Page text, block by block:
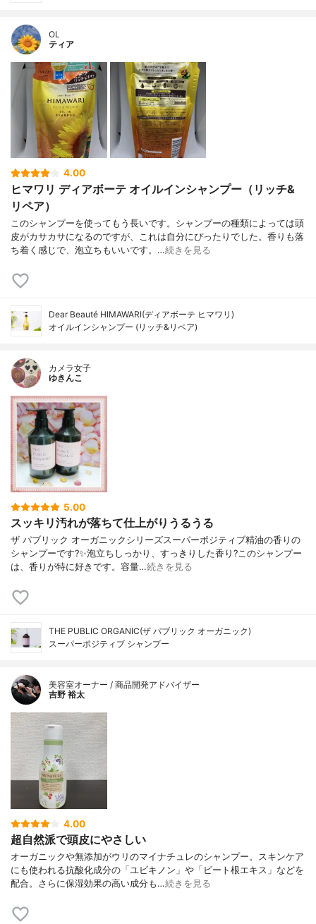
OL
ティア
4.00
ヒマワリ ディアボーテ オイルインシャンプー（リッチ&
リペア）
このシャンプーを使ってもう長いです。シャンプーの種類によっては頭
皮がカサカサになるのですが、これは自分にぴったりでした。香りも落
ち着く感じで、泡立ちもいいです。…続きを見る
Dear Beauté HIMAWARI(ディアボーテ ヒマワリ)
オイルインシャンプー (リッチ&リペア)
カメラ女子
ゆきんこ
5.00
スッキリ汚れが落ちて仕上がりうるうる
ザ パブリック オーガニックシリーズスーパーポジティブ精油の香りの
シャンプーです?✨泡立ちしっかり、すっきりした香り?このシャンプー
は、香りが特に好きです。容量…続きを見る
THE PUBLIC ORGANIC(ザ パブリック オーガニック)
スーパーポジティブ シャンプー
美容室オーナー / 商品開発アドバイザー
吉野 裕太
4.00
超自然派で頭皮にやさしい
オーガニックや無添加がウリのマイナチュレのシャンプー。スキンケア
にも使われる抗酸化成分の「ユビキノン」や「ビート根エキス」などを
配合。さらに保湿効果の高い成分も…続きを見る